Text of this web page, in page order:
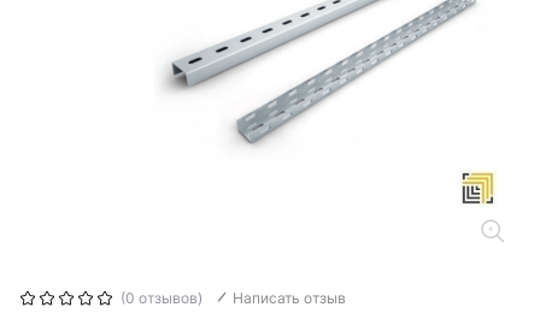
(0 отзывов) Написать отзыв